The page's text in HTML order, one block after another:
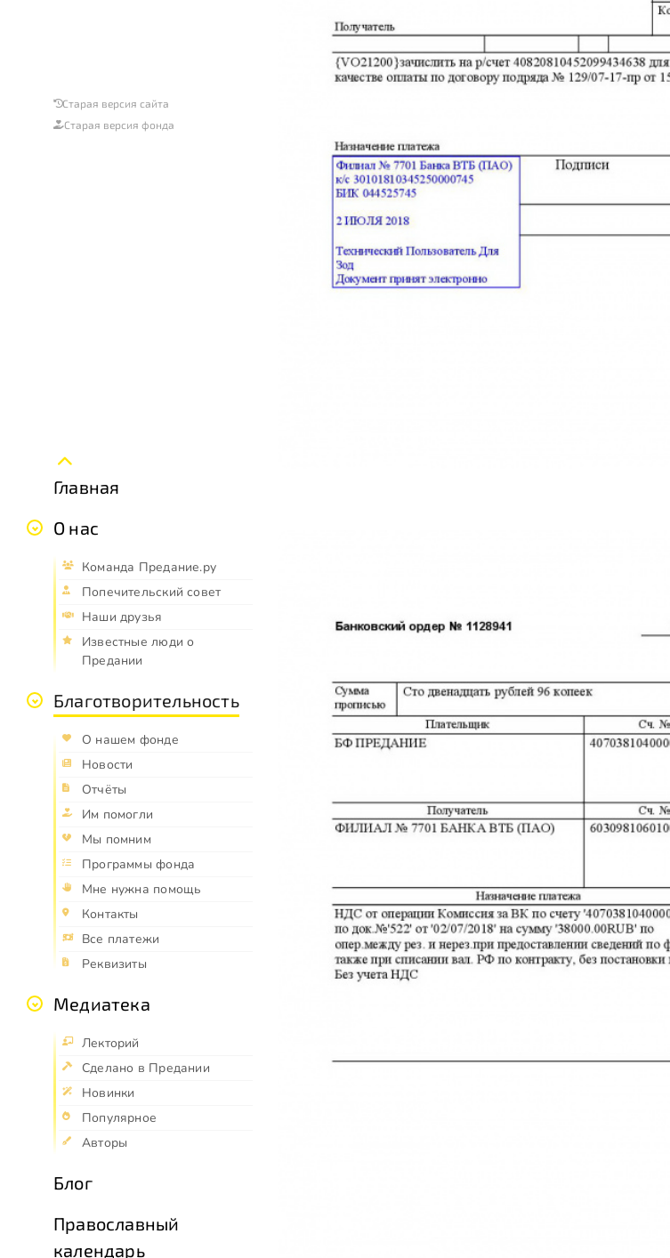
Старая версия сайта
Старая версия фонда
Главная
О нас
Команда Предание.ру
Попечительский совет
Наши друзья
Известные люди о
Предании
Благотворительность
О нашем фонде
Новости
Отчёты
Им помогли
Мы помним
Программы фонда
Мне нужна помощь
Контакты
Все платежи
Реквизиты
Медиатека
Лекторий
Сделано в Предании
Новинки
Популярное
Авторы
Блог
Православный
календарь